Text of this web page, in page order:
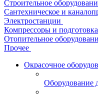
Строительное
Сантехническое и
Электростанции
Компрессоры и подготовка
Отопительное
Прочее
Окрасочное
Оборудование